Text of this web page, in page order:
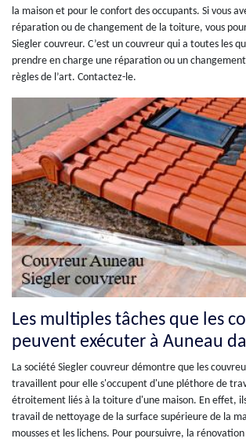
la maison et pour le confort des occupants. Si vous
réparation ou de changement de la toiture, vous
Siegler couvreur. C’est un couvreur qui a toutes les
prendre en charge une réparation ou un
règles de l’art. Contactez-le.
Les multiples tâches que les
peuvent exécuter à Auneau
La société Siegler couvreur démontre que les
travaillent pour elle s'occupent d'une pléthore de
étroitement liés à la toiture d'une maison. En effet,
travail de nettoyage de la surface supérieure de la
mousses et les lichens. Pour poursuivre, la